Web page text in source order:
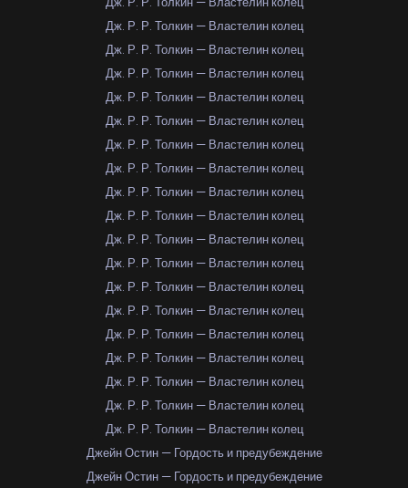
Дж. Р. Р. Толкин — Властелин колец
Дж. Р. Р. Толкин — Властелин колец
Дж. Р. Р. Толкин — Властелин колец
Дж. Р. Р. Толкин — Властелин колец
Дж. Р. Р. Толкин — Властелин колец
Дж. Р. Р. Толкин — Властелин колец
Дж. Р. Р. Толкин — Властелин колец
Дж. Р. Р. Толкин — Властелин колец
Дж. Р. Р. Толкин — Властелин колец
Дж. Р. Р. Толкин — Властелин колец
Дж. Р. Р. Толкин — Властелин колец
Дж. Р. Р. Толкин — Властелин колец
Дж. Р. Р. Толкин — Властелин колец
Дж. Р. Р. Толкин — Властелин колец
Дж. Р. Р. Толкин — Властелин колец
Дж. Р. Р. Толкин — Властелин колец
Дж. Р. Р. Толкин — Властелин колец
Дж. Р. Р. Толкин — Властелин колец
Джейн Остин — Гордость и предубеждение
Джейн Остин — Гордость и предубеждение